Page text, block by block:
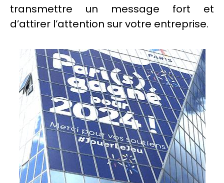
transmettre un message fort et
d’attirer l’attention sur votre entreprise.